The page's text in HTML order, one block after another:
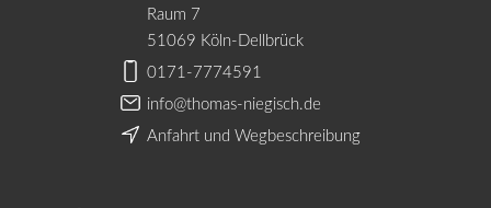
Raum 7
51069 Köln-Dellbrück
0171-7774591
info@thomas-niegisch.de
Anfahrt und Wegbeschreibung